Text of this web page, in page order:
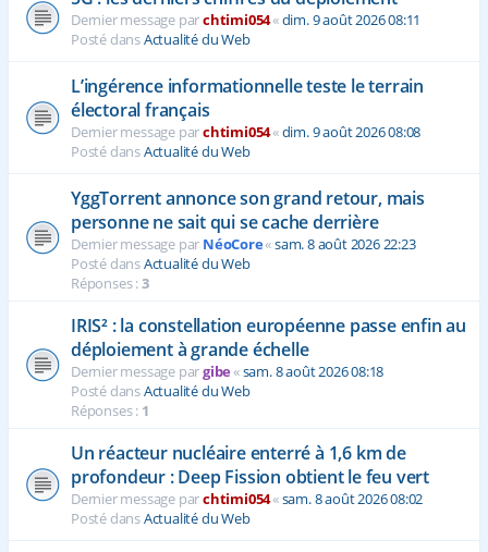
Dernier message parchtimi054«dim. 9 août 2026 08:11
Posté dansActualité du Web
L’ingérence informationnelle teste le terrain
électoral français
Dernier message parchtimi054«dim. 9 août 2026 08:08
Posté dansActualité du Web
YggTorrent annonce son grand retour, mais
personne ne sait qui se cache derrière
Dernier message par NéoCore«sam. 8 août 2026 22:23
Posté dansActualité du Web
Réponses :3
IRIS² : la constellation européenne passe enfin au
déploiement à grande échelle
Dernier message pargibe«sam. 8 août 2026 08:18
Posté dansActualité du Web
Réponses : 1
Un réacteur nucléaire enterré à 1,6 km de
profondeur : Deep Fission obtient le feu vert
Dernier message parchtimi054«sam. 8 août 2026 08:02
Posté dansActualité du Web